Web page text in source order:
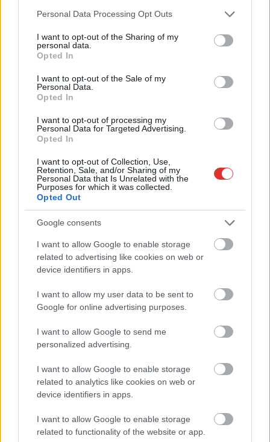
Please note that this website/app uses one or more Google
not limited to your visit or usage behaviour. You may click to
grant or deny consent to Google and its third-party tags to
use your data for below specified purposes in below Google
consent section.
Personal Data Processing Opt Outs
I want to opt-out of the Sharing of my
personal data.
Opted In
I want to opt-out of the Sale of my
Personal Data.
Opted In
I want to opt-out of processing my
Personal Data for Targeted Advertising.
Opted In
I want to opt-out of Collection, Use,
Retention, Sale, and/or Sharing of my
Personal Data that Is Unrelated with the
Purposes for which it was collected.
Opted Out
Google consents
I want to allow Google to enable storage
related to advertising like cookies on web or
device identifiers in apps.
I want to allow my user data to be sent to
Google for online advertising purposes.
I want to allow Google to send me
personalized advertising.
I want to allow Google to enable storage
related to analytics like cookies on web or
device identifiers in apps.
I want to allow Google to enable storage
related to functionality of the website or app.
Hírlevél feliratkozás
Adja meg keresztnevét:
meg e-mail címét:
Megismertem és elfogadom a
Nem szeretne lemaradni semmiről? Csak egy kattintás, és hírlevelünk a
legfrissebb információkkal és exkluzív tartalmakkal hétről hétre
postaládájába érkezik!
A SZOL24 legfrissebb 24 cikke
Drágább lett Magyarország, de vajon jobb is? – kemény kritika
a hazai turizmusról
A Tisza Párt Dr. Baka Andrást jelöli köztársasági elnöknek
Óriási, több mint két méteres harcsát fogott a Tiszán a 13 éves